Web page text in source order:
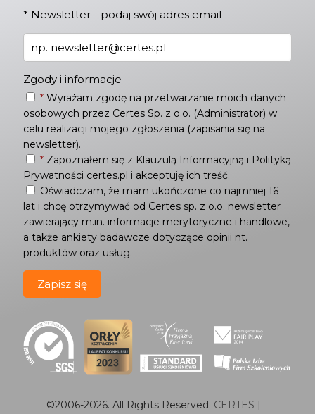
* Newsletter - podaj swój adres email
Zgody i informacje
* Wyrażam zgodę na przetwarzanie moich danych
osobowych przez Certes Sp. z o.o. (Administrator) w
celu realizacji mojego zgłoszenia (zapisania się na
newsletter).
* Zapoznałem się z Klauzulą Informacyjną i Polityką
Prywatności certes.pl i akceptuję ich treść.
Oświadczam, że mam ukończone co najmniej 16
lat i chcę otrzymywać od Certes sp. z o.o. newsletter
zawierający m.in. informacje merytoryczne i handlowe,
a także ankiety badawcze dotyczące opinii nt.
produktów oraz usług.
©2006-2026. All Rights Reserved. CERTES |